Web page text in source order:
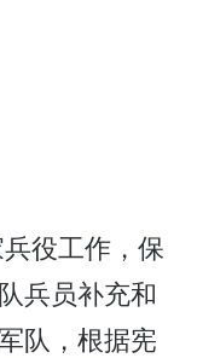
役工作，保
兵员补充和
队，根据宪